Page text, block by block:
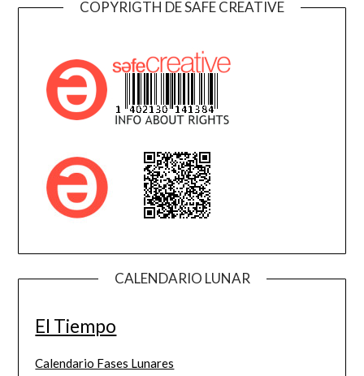
COPYRIGTH DE SAFE CREATIVE
CALENDARIO LUNAR
El Tiempo
Calendario Fases Lunares